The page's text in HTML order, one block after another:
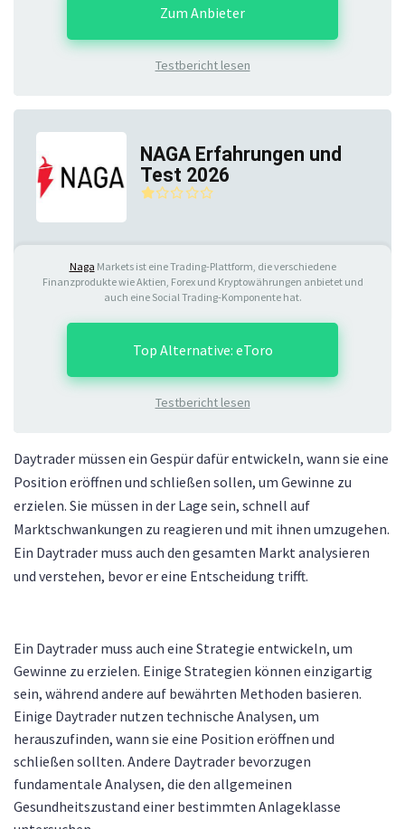
Testbericht lesen
Zum Anbieter
NAGA Erfahrungen und
Test 2026
Naga Markets ist eine Trading-Plattform, die verschiedene
Finanzprodukte wie Aktien, Forex und Kryptowährungen anbietet und
auch eine Social Trading-Komponente hat.
Testbericht lesen
Top Alternative: eToro
Daytrader müssen ein Gespür dafür entwickeln, wann sie eine
Position eröffnen und schließen sollen, um Gewinne zu
erzielen. Sie müssen in der Lage sein, schnell auf
Marktschwankungen zu reagieren und mit ihnen umzugehen.
Ein Daytrader muss auch den gesamten Markt analysieren
und verstehen, bevor er eine Entscheidung trifft.
Ein Daytrader muss auch eine Strategie entwickeln, um
Gewinne zu erzielen. Einige Strategien können einzigartig
sein, während andere auf bewährten Methoden basieren.
Einige Daytrader nutzen technische Analysen, um
herauszufinden, wann sie eine Position eröffnen und
schließen sollten. Andere Daytrader bevorzugen
fundamentale Analysen, die den allgemeinen
Gesundheitszustand einer bestimmten Anlageklasse